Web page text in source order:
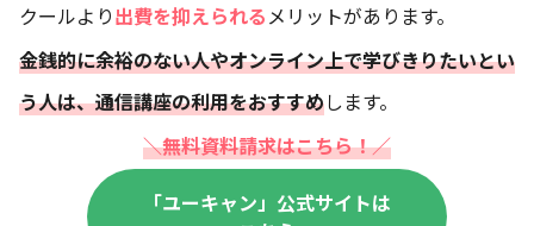
クールより出費を抑えられるメリットがあります。
金銭的に余裕のない人やオンライン上で学びきりたいとい
う人は、通信講座の利用をおすすめします。
＼無料資料請求はこちら！／
「ユーキャン」公式サイトは